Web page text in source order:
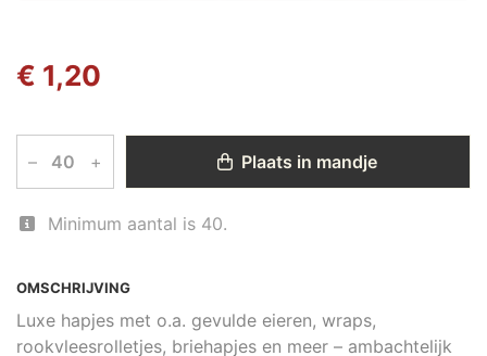
OMSCHRIJVING
Luxe hapjes met o.a. gevulde eieren, wraps,
rookvleesrolletjes, briehapjes en meer – ambachtelijk
€ 1,20
– + Plaats in mandje
Minimum aantal is 40.